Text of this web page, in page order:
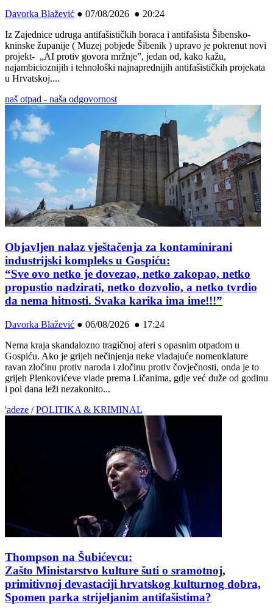
Davorka Blažević ● 07/08/2026 ● 20:24
Iz Zajednice udruga antifašističkih boraca i antifašista Šibensko-
kninske županije ( Muzej pobjede Šibenik ) upravo je pokrenut novi
projekt- „AI protiv govora mržnje”, jedan od, kako kažu,
najambicioznijih i tehnološki najnaprednijih antifašističkih projekata
u Hrvatskoj....
naš otpad - naša odgovornost
Objavljen nalaz vještačenja za kontaminirani
industrijski kompleks u Gospiću:
“Sve ovo netko je dovezao, netko zakopao, netko
propustio nadzirati, netko dozvolio, a netko tvrdio
da nema hitnosti. Svaka karika ima ime!!!”
Davorka Blažević ● 06/08/2026 ● 17:24
Nema kraja skandalozno tragičnoj aferi s opasnim otpadom u
Gospiću. Ako je grijeh nečinjenja neke vladajuće nomenklature
ravan zločinu protiv naroda i zločinu protiv čovječnosti, onda je to
grijeh Plenkovićeve vlade prema Ličanima, gdje već duže od godinu
i pol dana leži nezakonito...
'adeze /POLITIKA & KRIMINAL
Thompson na Šubićevcu:
Zašto Ministarstvo kulture šuti o sramotnoj,
primitivnoj devastaciji hrvatskog kulturnog dobra,
Spomen parka strijeljanim antifašistima?